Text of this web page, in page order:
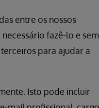
entre os nossos
fazê-lo e
para ajudar a
Isto pode incluir